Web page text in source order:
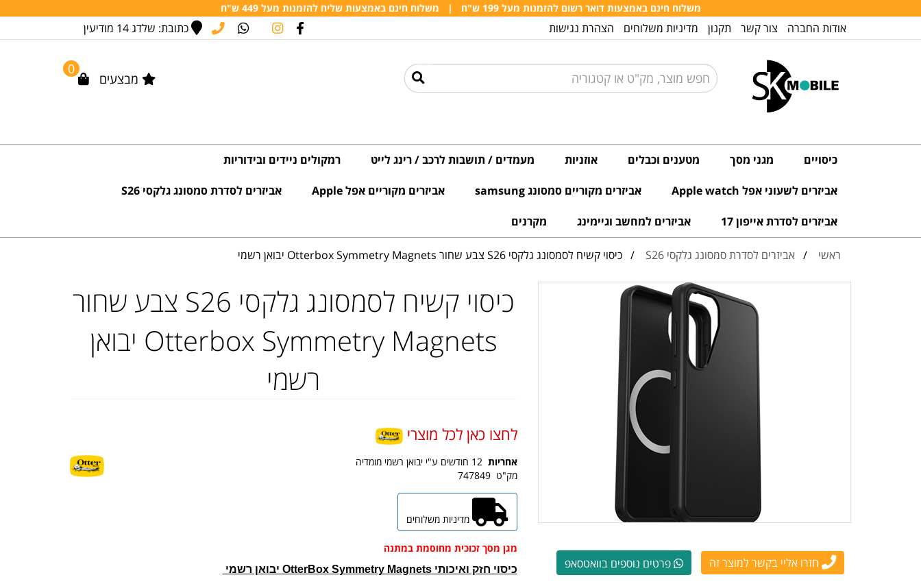
משלוח חינם באמצעות דואר רשום להזמנות מעל 199 ש"ח | משלוח חינם באמצעות שליח להזמנות מעל 449 ש"ח
אודות החברה צור קשר תקנון מדיניות משלוחים הצהרת נגישות כתובת: שלדג 14 מודיעין
0
מבצעים
כיסויים מגני מסך מטענים וכבלים אוזניות מעמדים / תושבות לרכב / רינג לייט רמקולים ניידים ובידוריות
אביזרים לשעוני אפל Apple watch אביזרים מקוריים סמסונג samsung אביזרים מקוריים אפל Apple אביזרים לסדרת סמסונג גלקסי S26
אביזרים לסדרת אייפון 17 אביזרים למחשב וגיימינג מקרנים
ראשי / אביזרים לסדרת סמסונג גלקסי S26 / כיסוי קשיח לסמסונג גלקסי S26 צבע שחור Otterbox Symmetry Magnets יבואן רשמי
חזרו אליי בקשר למוצר זה פרטים נוספים בוואטסאפ
כיסוי קשיח לסמסונג גלקסי S26 צבע שחור
Otterbox Symmetry Magnets יבואן
רשמי
לחצו כאן לכל מוצרי
אחריות 12 חודשים ע"י יבואן רשמי מומדיה
מק"ט 747849
מדיניות משלוחים
מגן מסך זכוכית מחוסמת במתנה
כיסוי חזק ואיכותי OtterBox Symmetry Magnets יבואן רשמי